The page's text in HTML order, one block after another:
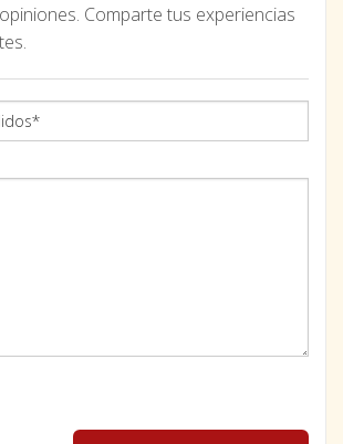
Comparte tus experiencias